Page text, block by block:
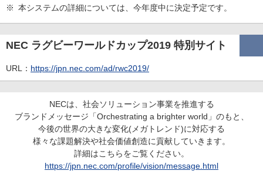
※ 本システムの詳細については、今年度中に決定予定です。
NEC ラグビーワールドカップ2019 特別サイト
URL： https://jpn.nec.com/ad/rwc2019/
NECは、社会ソリューション事業を推進する
ブランドメッセージ「Orchestrating a brighter world」のもと、
今後の世界の大きな変化(メガトレンド)に対応する
様々な課題解決や社会価値創造に貢献していきます。
詳細はこちらをご覧ください。
https://jpn.nec.com/profile/vision/message.html